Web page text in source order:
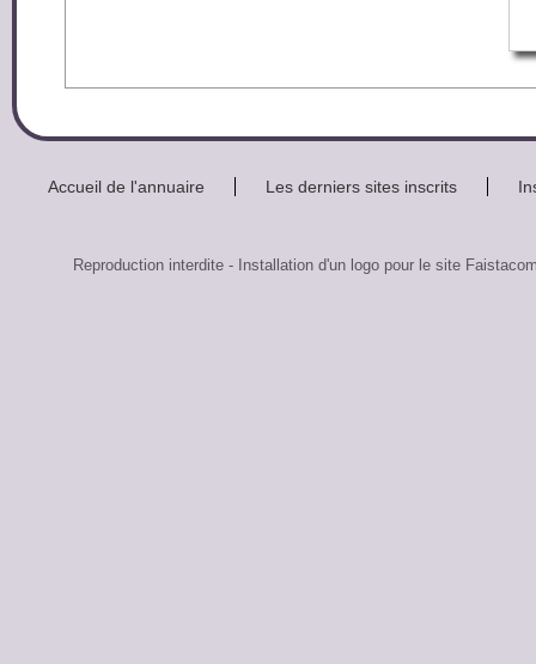
Accueil de l'annuaire Les derniers sites inscrits
Reproduction interdite - Installation d'un logo pour le site